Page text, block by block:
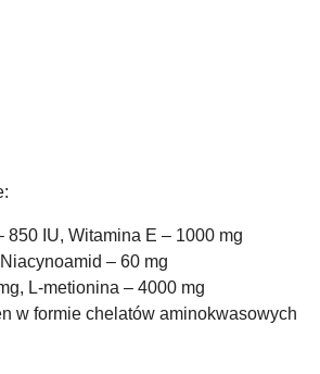
850 IU, Witamina E – 1000 mg
– 60 mg
L-metionina – 4000 mg
w formie chelatów aminokwasowych